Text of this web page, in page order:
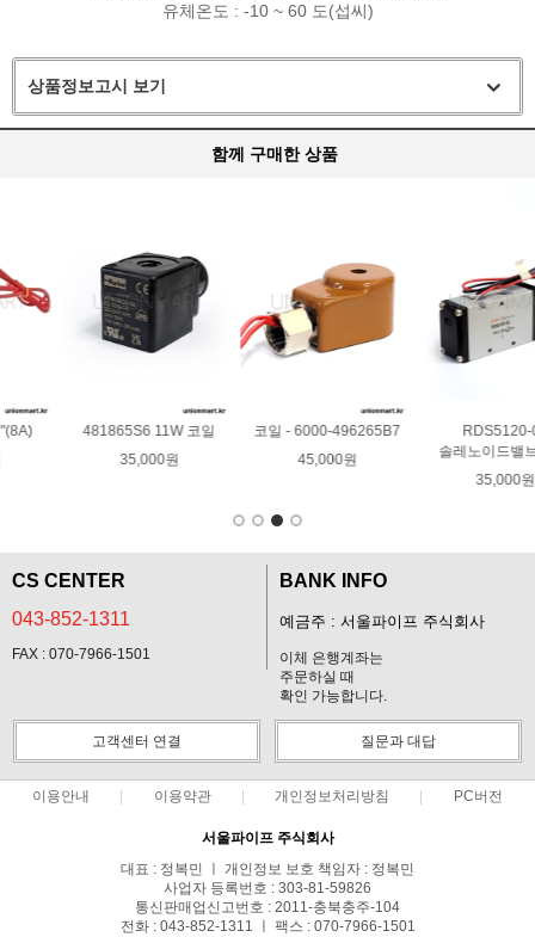
유체온도 : -10 ~ 60 도(섭씨)
상품정보고시 보기
함께 구매한 상품
RDS5120-03
솔레노이드밸브 TPC
코일 - SB514
32,000원
소켓 - DIN커넥터/4핀
5,000원
CS CENTER
043-852-1311
FAX : 070-7966-1501
BANK INFO
예금주 : 서울파이프 주식회사
이체 은행계좌는
주문하실 때
확인 가능합니다.
고객센터 연결 질문과 대답
이용안내 이용약관 개인정보처리방침 PC버전
서울파이프 주식회사
대표 : 정복민 ㅣ 개인정보 보호 책임자 : 정복민
사업자 등록번호 : 303-81-59826
통신판매업신고번호 : 2011-충북충주-104
전화 : 043-852-1311 ㅣ 팩스 : 070-7966-1501